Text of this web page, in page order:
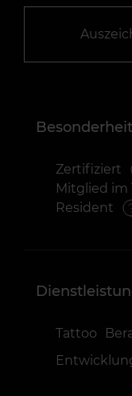
Zertifiziert
Mitglied im
Resident
Tattoo